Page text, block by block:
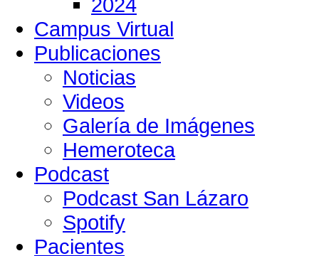
Campus Virtual
Publicaciones
Noticias
Videos
Galería de Imágenes
Hemeroteca
Podcast
Podcast San Lázaro
Spotify
Pacientes